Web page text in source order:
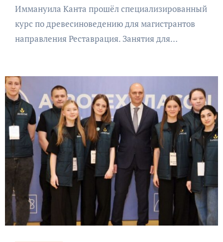
Иммануила Канта прошёл специализированный
курс по древесиноведению для магистрантов
направления Реставрация. Занятия для…